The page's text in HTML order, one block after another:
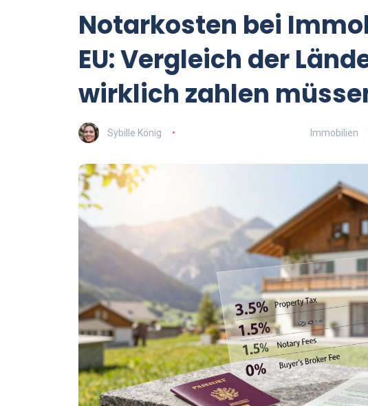
Notarkosten bei
EU: Vergleich der
wirklich zahlen
Sybille König Immobilien